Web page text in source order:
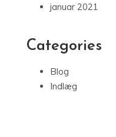
januar 2021
Categories
Blog
Indlæg